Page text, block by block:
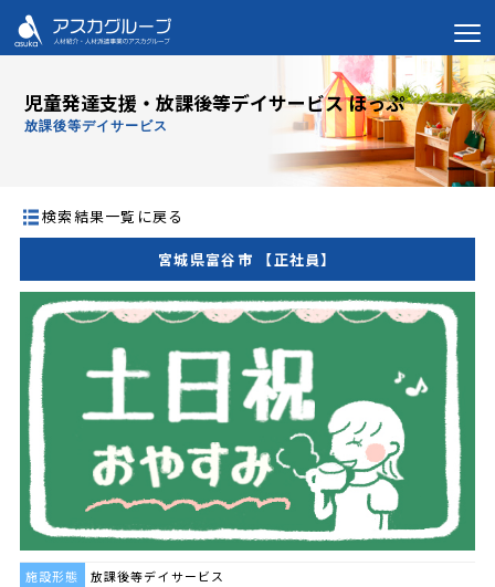
児童発達支援・放課後等デイサービス ほっぷ
放課後等デイサービス
検索結果一覧に戻る
宮城県富谷市 【正社員】
施設形態
放課後等デイサービス